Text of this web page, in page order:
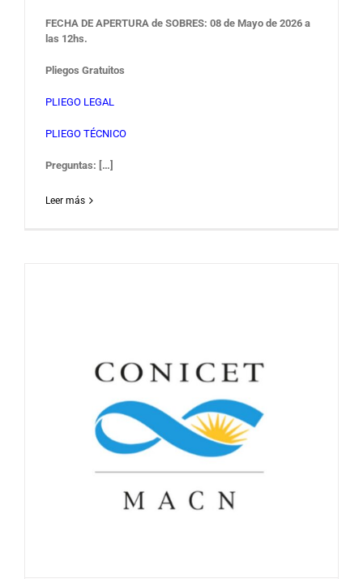
FECHA DE APERTURA de SOBRES: 08 de Mayo de 2026 a
las 12hs.
Pliegos Gratuitos
PLIEGO LEGAL
PLIEGO TÉCNICO
Preguntas: […]
Leer más